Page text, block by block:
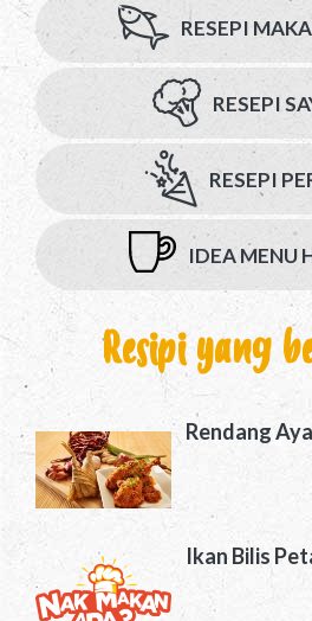
RESEPI
RESEPI
RESEPI
IDEA MENU
Resipi yang
Rendang
Ikan Bilis